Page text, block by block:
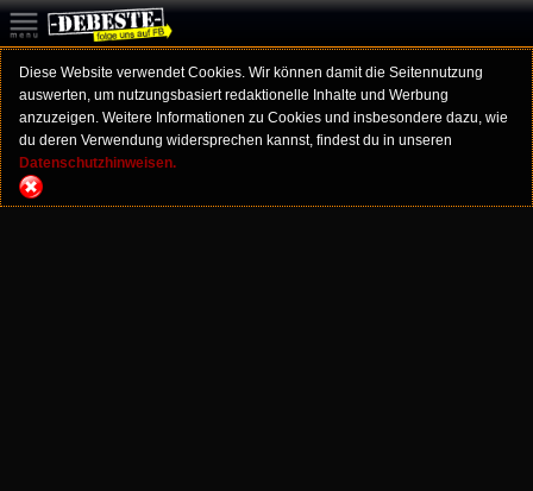
Diese Website verwendet Cookies. Wir können damit die Seitennutzung
auswerten, um nutzungsbasiert redaktionelle Inhalte und Werbung
anzuzeigen. Weitere Informationen zu Cookies und insbesondere dazu, wie
du deren Verwendung widersprechen kannst, findest du in unseren
Datenschutzhinweisen.